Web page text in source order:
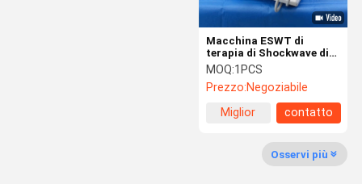
Macchina ESWT di
terapia di Shockwave di
intensità bassa per il
trattamento di ED
MOQ:1PCS
Prezzo:Negoziabile
Miglior
contatto
Osservi più